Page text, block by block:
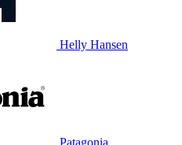
Helly Hansen
Patagonia